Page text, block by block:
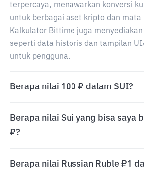
terpercaya, menawarkan konversi
untuk berbagai aset kripto dan mata
Kalkulator Bittime juga
seperti data historis dan tampilan
untuk pengguna.
Berapa nilai 100 ₽ dalam SUI?
Berapa nilai Sui yang bisa saya
₽?
Berapa nilai Russian Ruble ₽1